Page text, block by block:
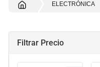
ELECTRÓNICA
Filtrar Precio